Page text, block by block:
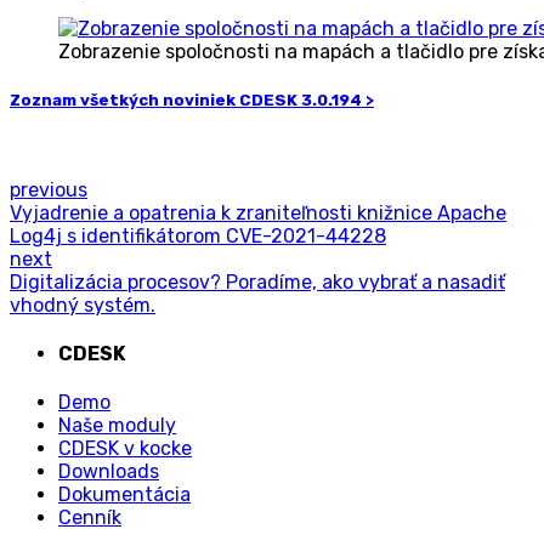
Zobrazenie spoločnosti na mapách a tlačidlo pre
Zoznam všetkých noviniek CDESK 3.0.194 >
previous
Vyjadrenie a opatrenia k zraniteľnosti knižnice Apache
Log4j s identifikátorom CVE-2021-44228
next
Digitalizácia procesov? Poradíme, ako vybrať a nasadiť
vhodný systém.
CDESK
Demo
Naše moduly
CDESK v kocke
Downloads
Dokumentácia
Cenník